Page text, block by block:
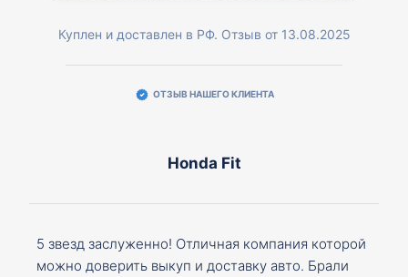
Куплен и доставлен в РФ. Отзыв от 13.08.2025
ОТЗЫВ НАШЕГО КЛИЕНТА
Honda Fit
5 звезд заслуженно! Отличная компания которой
можно доверить выкуп и доставку авто. Брали